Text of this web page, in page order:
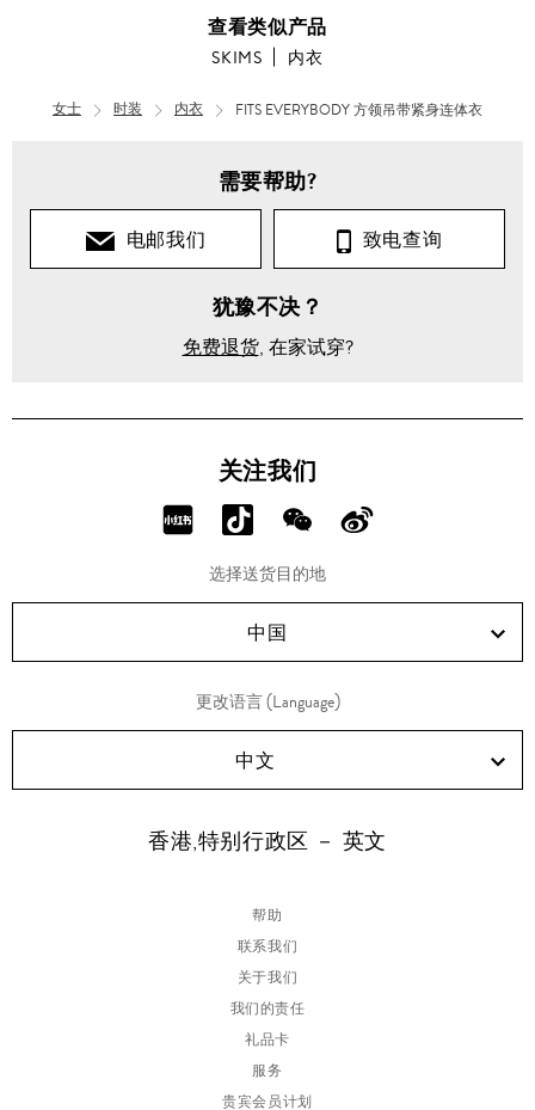
查看类似产品
SKIMS 内衣
女士 时装 内衣 FITS EVERYBODY 方领吊带紧身连体衣
需要帮助?
电邮我们 致电查询
犹豫不决？
免费退货, 在家试穿?
关注我们
分
RED!
分
享
Douyin!
分
享
WeChat!
分
Weibo!
选择送货目的地
中国
更改语言 (Language)
中文
香港,特别行政区 － 英文
帮助
联系我们
关于我们
我们的责任
礼品卡
服务
贵宾会员计划